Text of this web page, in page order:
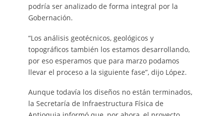
podría ser analizado de forma integral por la
Gobernación.
“Los análisis geotécnicos, geológicos y
topográficos también los estamos desarrollando,
por eso esperamos que para marzo podamos
llevar el proceso a la siguiente fase”, dijo López.
Aunque todavía los diseños no están terminados,
la Secretaría de Infraestructura Física de